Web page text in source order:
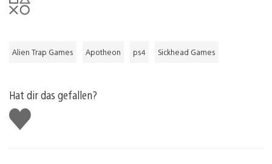
Alien Trap Games Apotheon ps4 Sickhead Games
Hat dir das gefallen?
Gefällt
mir